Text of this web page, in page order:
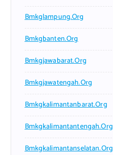
Bmkglampung.org
Bmkgbanten.org
Bmkgjawabarat.org
Bmkgjawatengah.org
Bmkgkalimantanbarat.org
Bmkgkalimantantengah.org
Bmkgkalimantanselatan.org